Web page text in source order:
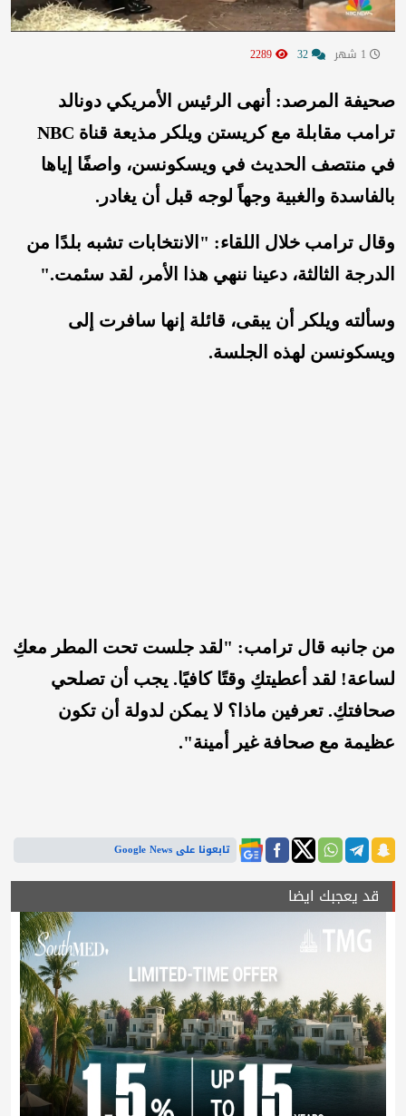
صحيفة المرصد: أنهى الرئيس الأمريكي دونالد
ترامب مقابلة مع كريستن ويلكر مذيعة قناة NBC
في منتصف الحديث في ويسكونسن، واصفًا إياها
بالفاسدة والغبية وجهاً لوجه قبل أن يغادر.
وقال ترامب خلال اللقاء: "الانتخابات تشبه بلدًا من
الدرجة الثالثة، دعينا ننهي هذا الأمر، لقد سئمت."
وسألته ويلكر أن يبقى، قائلة إنها سافرت إلى
ويسكونسن لهذه الجلسة.
من جانبه قال ترامب: "لقد جلست تحت المطر معكِ
لساعة! لقد أعطيتكِ وقتًا كافيًا. يجب أن تصلحي
صحافتكِ. تعرفين ماذا؟ لا يمكن لدولة أن تكون
عظيمة مع صحافة غير أمينة".
تابعونا على Google News
قد يعجبك ايضا